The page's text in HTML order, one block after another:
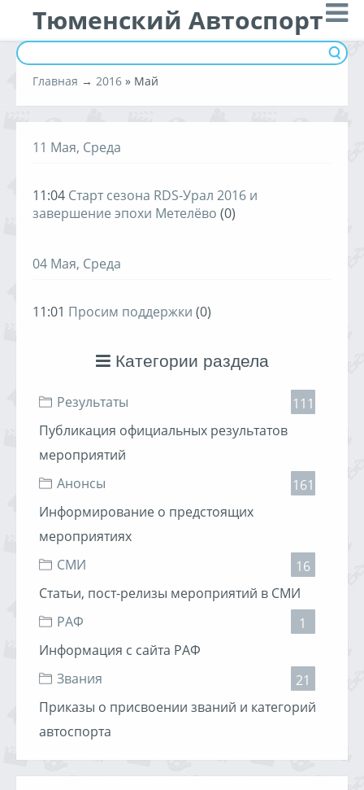
Тюменский Автоспорт
Категории раздела
Результаты
111
Публикация официальных результатов
мероприятий
Анонсы
161
Информирование о предстоящих
мероприятиях
СМИ
16
Статьи, пост-релизы мероприятий в СМИ
РАФ
1
Информация с сайта РАФ
Звания
21
Приказы о присвоении званий и категорий
автоспорта
Главная → 2016 » Май
11 Мая, Среда
11:04 Старт сезона RDS-Урал 2016 и
завершение эпохи Метелёво (0)
04 Мая, Среда
11:01 Просим поддержки (0)